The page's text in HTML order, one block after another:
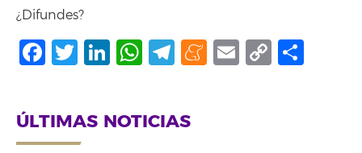
¿Difundes?
Facebook
Twitter
LinkedIn
WhatsApp
Telegram
Meneame
Email
Copy
ÚLTIMAS NOTICIAS